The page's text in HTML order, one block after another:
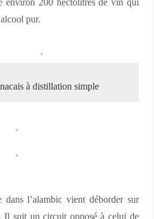
environ 200 hectolitres de vin qui
pur.
à distillation simple
l’alambic vient déborder sur
Il suit un circuit opposé à celui de